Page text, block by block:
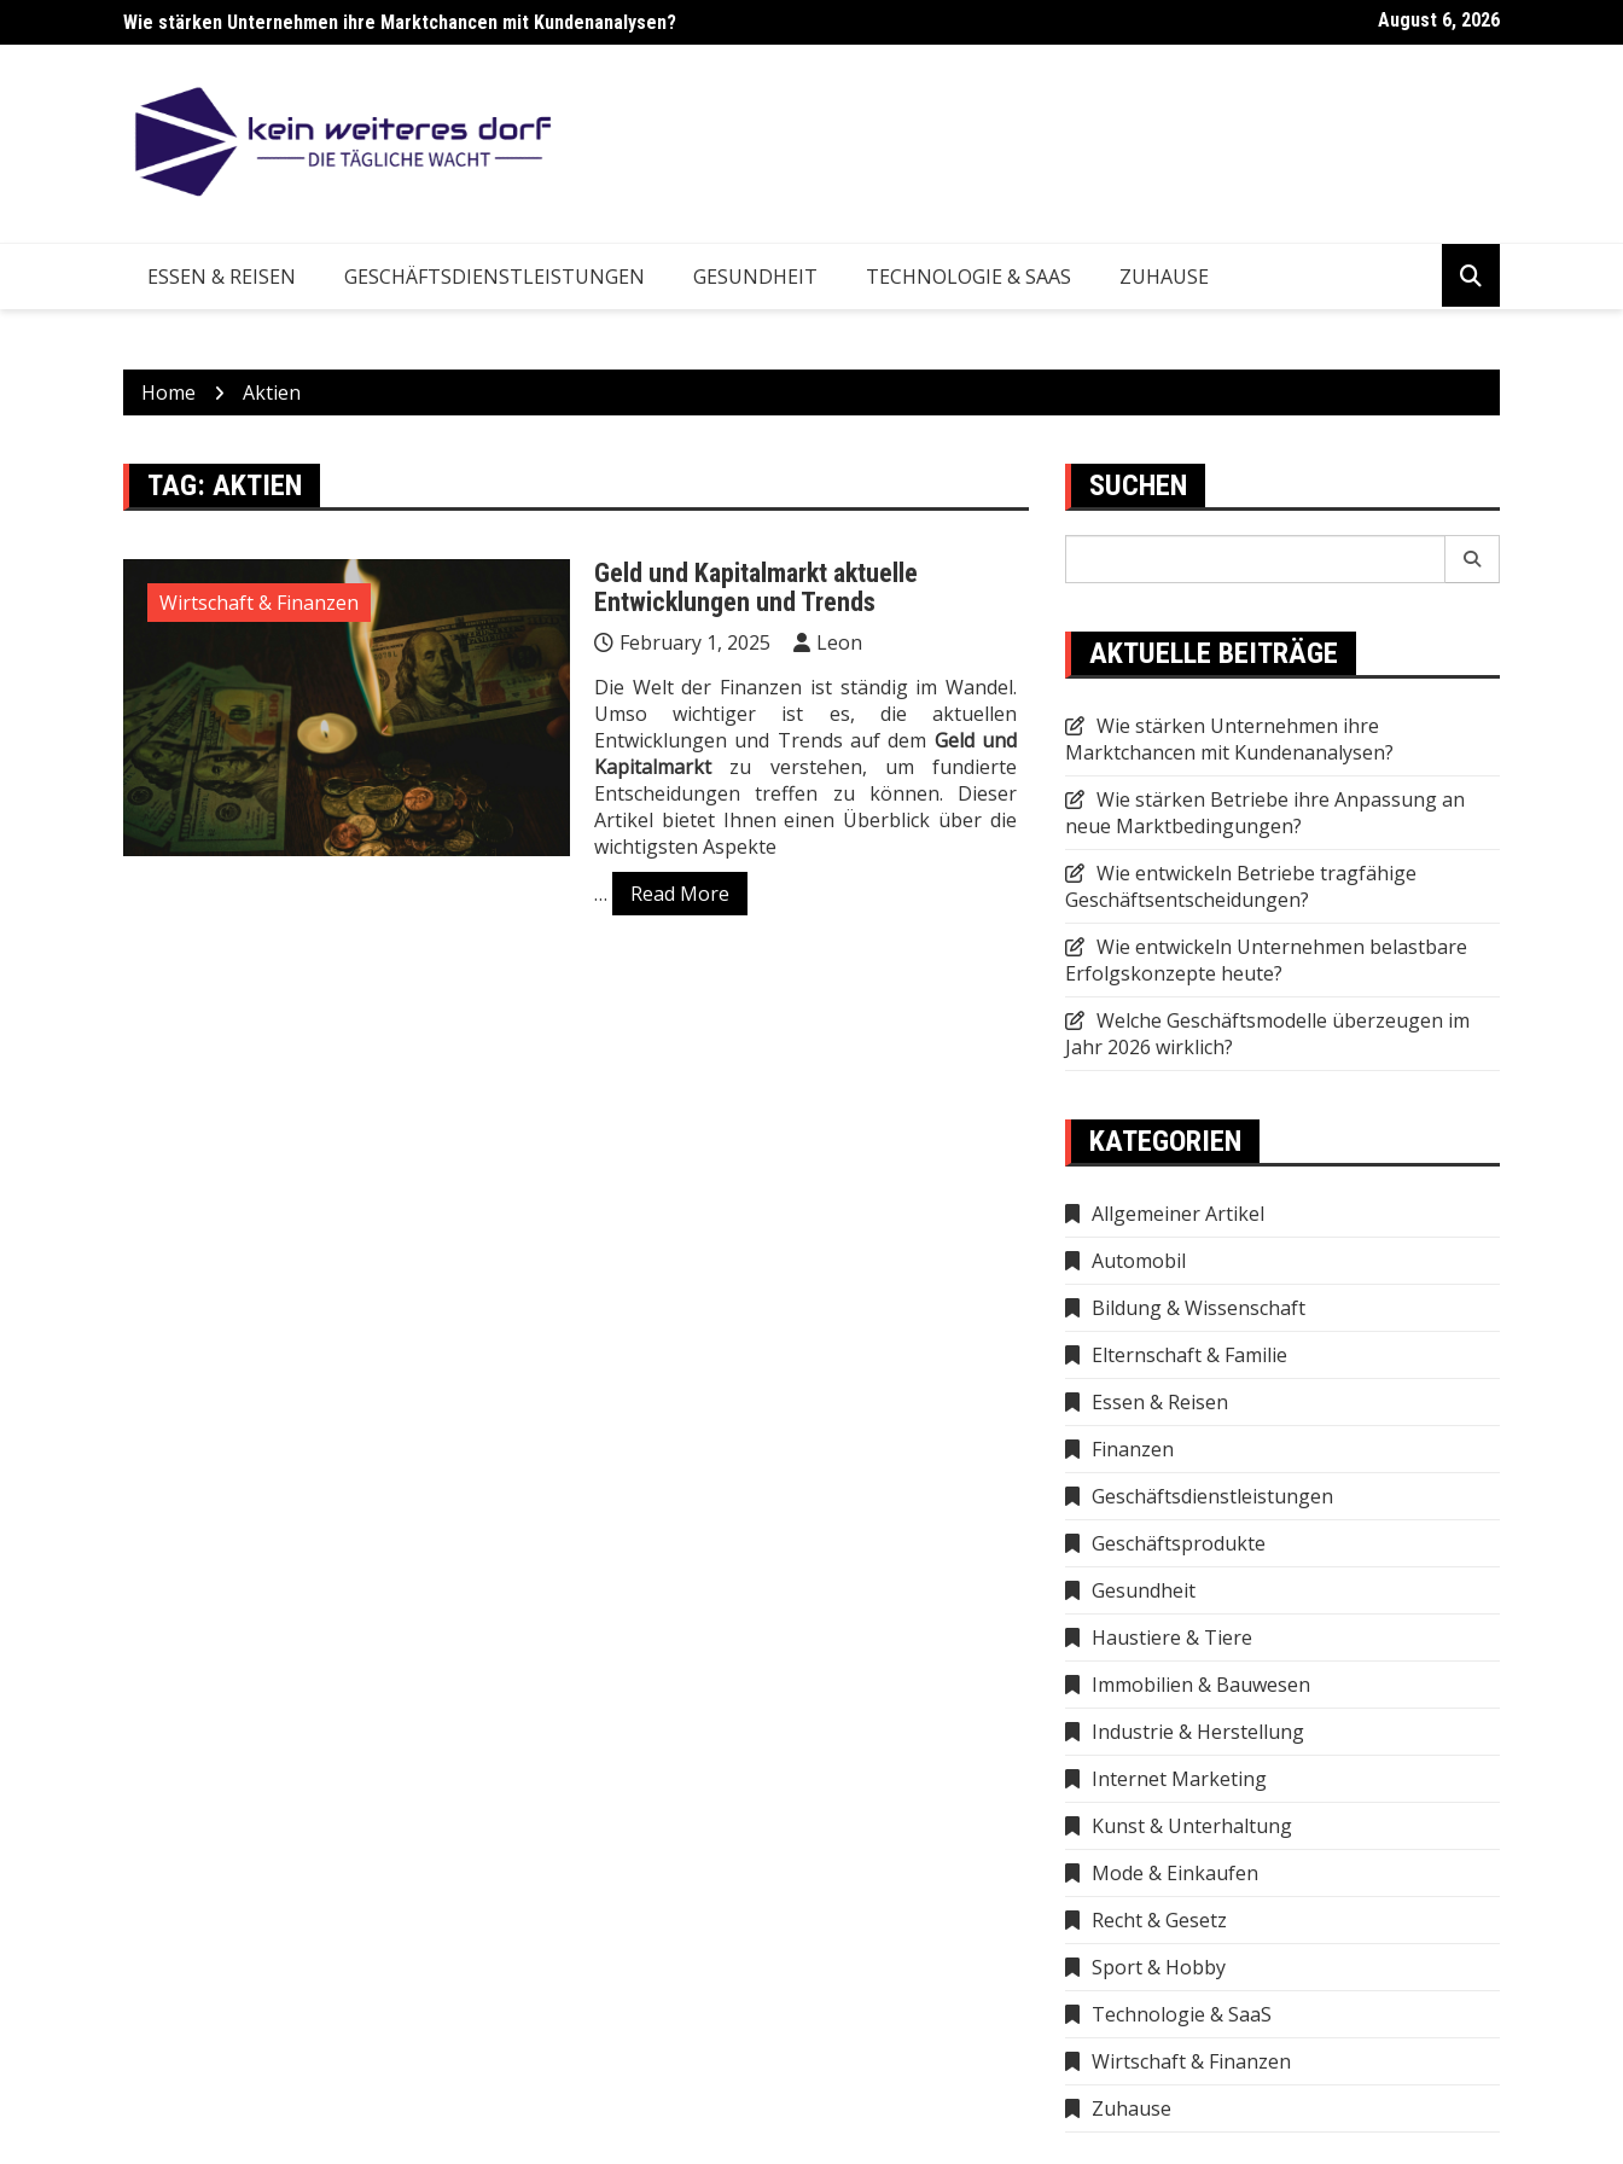
to
Wie stärken Unternehmen ihre Marktchancen mit Kundenanalysen? Wie stärken Betriebe ihre Anpassung an neue Marktbedingungen?
August 6, 2026
ESSEN & REISEN GESCHÄFTSDIENSTLEISTUNGEN GESUNDHEIT TECHNOLOGIE & SAAS ZUHAUSE
Home Aktien
TAG: AKTIEN
Wirtschaft & Finanzen
Geld und Kapitalmarkt aktuelle
Entwicklungen und Trends
February 1, 2025
Leon
Die Welt der Finanzen ist ständig im Wandel.
Umso wichtiger ist es, die aktuellen
Entwicklungen und Trends auf dem Geld und
Kapitalmarktzu verstehen, um fundierte
Entscheidungen treffen zu können. Dieser
Artikel bietet Ihnen einen Überblick über die
wichtigsten Aspekte
…
Read More
SUCHEN
AKTUELLE BEITRÄGE
Wie stärken Unternehmen ihre
Marktchancen mit Kundenanalysen?
Wie stärken Betriebe ihre Anpassung an
neue Marktbedingungen?
Wie entwickeln Betriebe tragfähige
Geschäftsentscheidungen?
Wie entwickeln Unternehmen belastbare
Erfolgskonzepte heute?
Welche Geschäftsmodelle überzeugen im
Jahr 2026 wirklich?
KATEGORIEN
Allgemeiner Artikel
Automobil
Bildung & Wissenschaft
Elternschaft & Familie
Essen & Reisen
Finanzen
Geschäftsdienstleistungen
Geschäftsprodukte
Gesundheit
Haustiere & Tiere
Immobilien & Bauwesen
Industrie & Herstellung
Internet Marketing
Kunst & Unterhaltung
Mode & Einkaufen
Recht & Gesetz
Sport & Hobby
Technologie & SaaS
Wirtschaft & Finanzen
Zuhause